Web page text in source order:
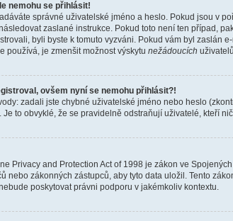
nemohu se přihlásit!
správné uživatelské jméno a heslo. Pokud jsou v
zaslané instrukce. Pokud toto není ten případ,
byli byste k tomuto vyzváni. Pokud vám byl
používá, je zmenšit možnost výskytu nežádoucích
ovšem nyní se nemohu přihlásit?!
zadali jste chybné uživatelské jméno nebo heslo
to obvyklé, že se pravidelně odstraňují uživatelé, kteří
Privacy and Protection Act of 1998 je zákon ve
nebo zákonných zástupců, aby tyto data uložil. Tento
poskytovat právni podporu v jakémkoliv kontextu.